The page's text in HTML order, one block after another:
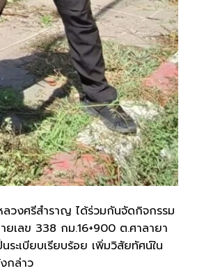
วงศรีสำราญ ได้ร่วมกันจัดกิจกรรม
เลข 338 กม.16+900 ต.ศาลายา
ะเบียบเรียบร้อย เพิ่มวิสัยทัศน์ใน
กล่าว